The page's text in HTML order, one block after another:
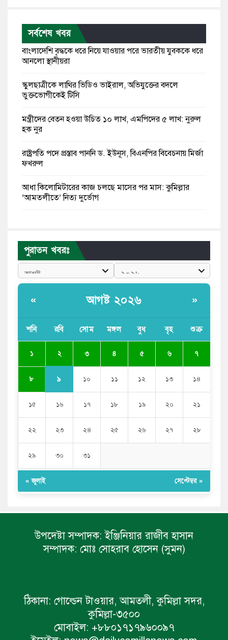
সর্বশেষ খবর
বাংলাদেশি বৃদ্ধকে ধরে নিয়ে যাওয়ার পরে ভারতীয় যুবককে ধরে
আনলো স্থানীয়রা
স্কুলছাত্রীকে লাথির ভিডিও ভাইরাল, অভিযুক্তের বদলে
ভুক্তভোগীকেই টিসি
মন্ত্রীদের বেতন হওয়া উচিত ১০ লাখ, এমপিদের ৫ লাখ: নুরুল
হক নুর
রাষ্ট্রপতি পদে প্রস্তাব পাননি ড. ইউনূস, বিএনপির বিবেচনায় মির্জা
ফখরুল
আধা কিলোমিটারের কাজ চলছে মাসের পর মাস: কুমিল্লার
‘আমতলীতে’ নিত্য দুর্ভোগ
পুলিশকে পিটিয়ে রক্তাক্ত করেছি এ দৃশ্য কি আপনারা দেখেননি:
এনসিপি নেতা
সরকার
সজীব ওয়াজেদ জয়
পুরাতন খবরঃ
« আগষ্ট ২০২৬ »
শনি রবি সোম মঙ্গল বুধ বৃহ শুক্র
১ ২ ৩ ৪ ৫ ৬ ৭
৮ ৯ ১০ ১১ ১২ ১৩ ১৪
১৫ ১৬ ১৭ ১৮ ১৯ ২০ ২১
২২ ২৩ ২৪ ২৫ ২৬ ২৭ ২৮
২৯ ৩০ ৩১
« জুলাই সেপ্টেম্বর »
উপদেষ্টা সম্পাদক: ইঞ্জিনিয়ার রাজীব হাসান
সম্পাদক: মোঃ সোহরাব হোসেন (সুমন)
ঠিকানা: গোল্ডেন টাওয়ার, আমতলী, কুমিল্লা সদর,
কুমিল্লা-৩৫০০
মোবাইল: +৮৮০১৭১৭৯৬০০৯৭